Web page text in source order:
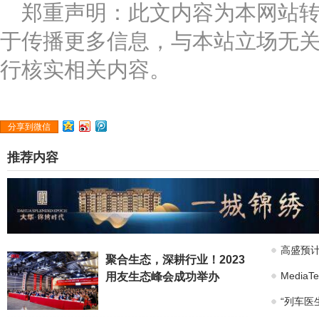
郑重声明：此文内容为本网站
于传播更多信息，与本站立场无
行核实相关内容。
分享到微信
推荐内容
聚合生态，深耕行业！2023
用友生态峰会成功举办
高盛预
“列车医